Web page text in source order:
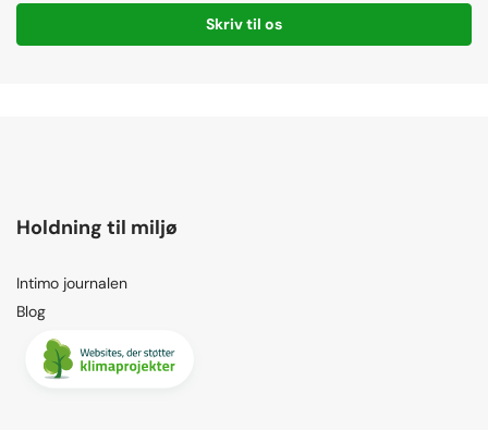
Skriv til os
Holdning til miljø
Intimo journalen
Blog